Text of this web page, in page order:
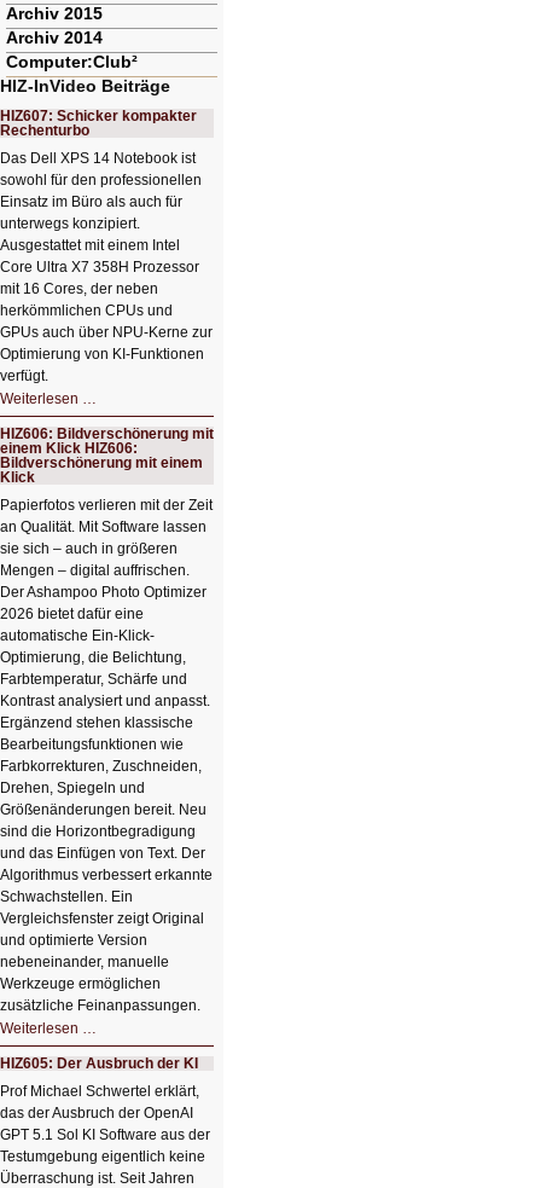
Archiv 2015
Archiv 2014
Computer:Club²
HIZ-InVideo Beiträge
HIZ607: Schicker kompakter
Rechenturbo
Das Dell XPS 14 Notebook ist
sowohl für den professionellen
Einsatz im Büro als auch für
unterwegs konzipiert.
Ausgestattet mit einem Intel
Core Ultra X7 358H Prozessor
mit 16 Cores, der neben
herkömmlichen CPUs und
GPUs auch über NPU-Kerne zur
Optimierung von KI-Funktionen
verfügt.
Weiterlesen …
Schicker
kompakter
Rechenturbo
HIZ606: Bildverschönerung mit
einem Klick HIZ606:
Bildverschönerung mit einem
Klick
Papierfotos verlieren mit der Zeit
an Qualität. Mit Software lassen
sie sich – auch in größeren
Mengen – digital auffrischen.
Der Ashampoo Photo Optimizer
2026 bietet dafür eine
automatische Ein-Klick-
Optimierung, die Belichtung,
Farbtemperatur, Schärfe und
Kontrast analysiert und anpasst.
Ergänzend stehen klassische
Bearbeitungsfunktionen wie
Farbkorrekturen, Zuschneiden,
Drehen, Spiegeln und
Größenänderungen bereit. Neu
sind die Horizontbegradigung
und das Einfügen von Text. Der
Algorithmus verbessert erkannte
Schwachstellen. Ein
Vergleichsfenster zeigt Original
und optimierte Version
nebeneinander, manuelle
Werkzeuge ermöglichen
zusätzliche Feinanpassungen.
Weiterlesen …
Bildverschönerung
mit
einem
Klick
HIZ606:
Bildverschönerung
mit
einem
Klick
HIZ605: Der Ausbruch der KI
Prof Michael Schwertel erklärt,
das der Ausbruch der OpenAI
GPT 5.1 Sol KI Software aus der
Testumgebung eigentlich keine
Überraschung ist. Seit Jahren